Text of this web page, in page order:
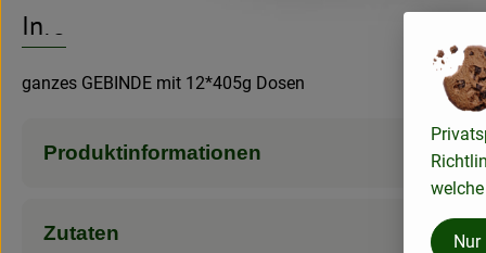
Info
ganzes GEBINDE mit 12*405g Dosen
Produktinformationen
Zutaten Nur